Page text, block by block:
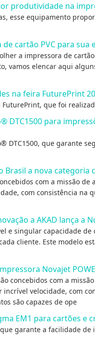
produtividade na
esse equipamento
cartão PVC para sua
a impressora de
vamos elencar aqui
na feira FuturePrint
que foi
DTC1500 para
DTC1500, que garante
Brasil a nova categoria
com a missão de
com consistência na
a AKAD lança a
e singular capacidade
cliente. Este modelo
Novajet
concebidos com a
velocidade, com
são capazes de ope
EM1 para cartões e
garante a facilidade